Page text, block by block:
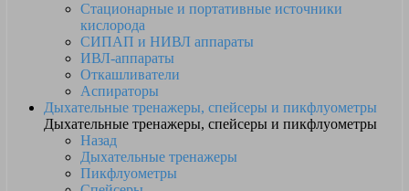
Стационарные и портативные источники
кислорода
СИПАП и НИВЛ аппараты
ИВЛ-аппараты
Откашливатели
Аспираторы
Дыхательные тренажеры, спейсеры и пикфлуометры
Дыхательные тренажеры, спейсеры и пикфлуометры
Назад
Дыхательные тренажеры
Пикфлуометры